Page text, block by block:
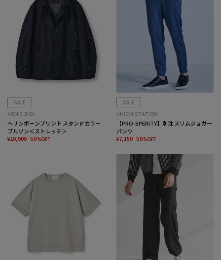
SALE
MEN’S BIGI
ヘリンボーンプリント スタンドカラー
ブルゾン＜ストレッチ＞
¥20,900 50%OFF
SALE
UNION STATION
【PRO-SPERITY】別注 スリムジョガー
パンツ
¥7,150 50%OFF